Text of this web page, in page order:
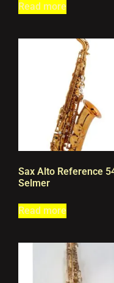
Read more
Sax Alto Reference
Selmer
Read more